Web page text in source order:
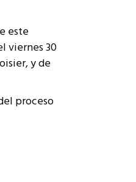
este
viernes 30
y de
proceso